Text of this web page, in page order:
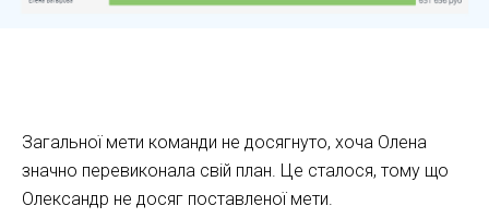
Загальної мети команди не досягнуто, хоча Олена
значно перевиконала свій план. Це сталося, тому що
Олександр не досяг поставленої мети.